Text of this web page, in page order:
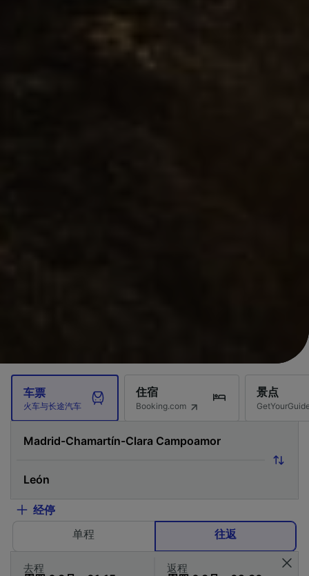
车票
火车与长途汽车
住宿
Booking.com
景点
经停
单程
往返
去程 返程